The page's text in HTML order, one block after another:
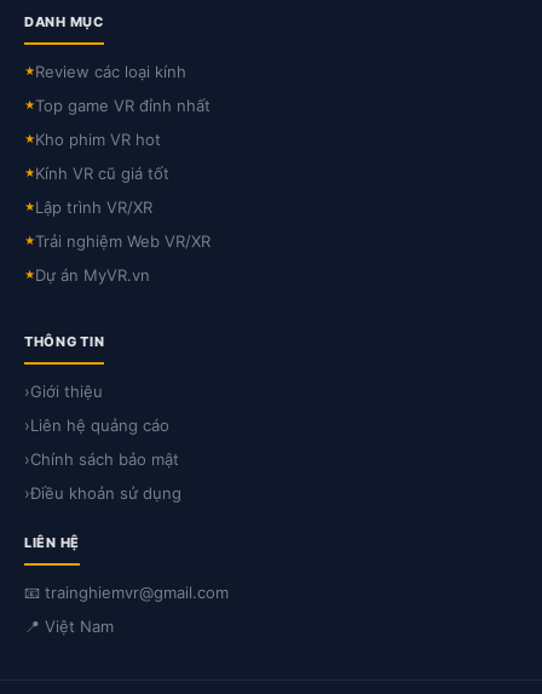
DANH MỤC
★Review các loại kính
★Top game VR đỉnh nhất
★Kho phim VR hot
★Kính VR cũ giá tốt
★Lập trình VR/XR
★Trải nghiệm Web VR/XR
★Dự án MyVR.vn
THÔNG TIN
›Giới thiệu
›Liên hệ quảng cáo
›Chính sách bảo mật
›Điều khoản sử dụng
LIÊN HỆ
📧 trainghiemvr@gmail.com
📍 Việt Nam